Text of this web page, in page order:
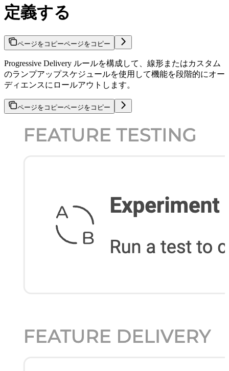
定義する
ページをコピーページをコピー
Progressive Delivery ルールを構成して、線形またはカスタム
のランプアップスケジュールを使用して機能を段階的にオー
ディエンスにロールアウトします。
ページをコピーページをコピー